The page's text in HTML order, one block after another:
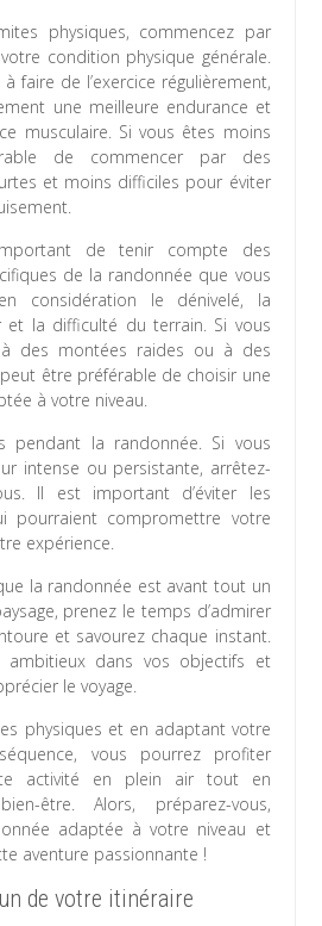
physiques, commencez par
condition physique générale.
faire de l’exercice régulièrement,
une meilleure endurance et
musculaire. Si vous êtes moins
de commencer par des
et moins difficiles pour éviter
de tenir compte des
de la randonnée que vous
considération le dénivelé, la
et la difficulté du terrain. Si vous
à des montées raides ou à des
être préférable de choisir une
à votre niveau.
pendant la randonnée. Si vous
intense ou persistante, arrêtez-
Il est important d’éviter les
pourraient compromettre votre
expérience.
la randonnée est avant tout un
prenez le temps d’admirer
et savourez chaque instant.
dans vos objectifs et
le voyage.
physiques et en adaptant votre
vous pourrez profiter
activité en plein air tout en
être. Alors, préparez-vous,
adaptée à votre niveau et
aventure passionnante !
de votre itinéraire